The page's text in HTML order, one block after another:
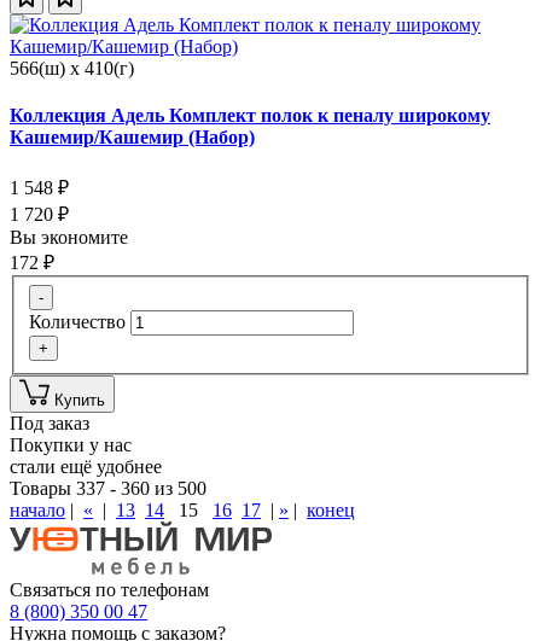
566(ш) x 410(г)
Коллекция Адель Комплект полок к пеналу широкому
Кашемир/Кашемир (Набор)
1 548 ₽
1 720 ₽
Вы экономите
172 ₽
-
Количество
+
Купить
Под заказ
Покупки у нас
стали ещё удобнее
Товары 337 - 360 из 500
начало | « | 13 14 15 16 17 | » | конец
Связаться по телефонам
8 (800) 350 00 47
Нужна помощь с заказом?